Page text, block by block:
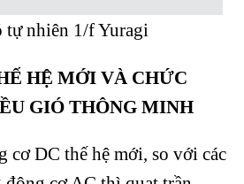
tự nhiên 1/f Yuragi
HỆ MỚI VÀ CHỨC
GIÓ THÔNG MINH
cơ DC thế hệ mới, so với các